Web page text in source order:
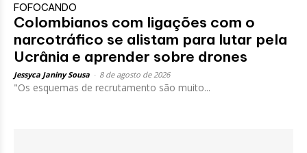
FOFOCANDO
Colombianos com ligações com o
narcotráfico se alistam para lutar pela
Ucrânia e aprender sobre drones
Jessyca Janiny Sousa 8 de agosto de 2026
"Os esquemas de recrutamento são muito...